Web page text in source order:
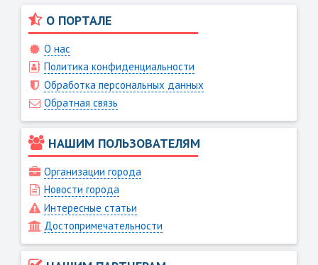
О ПОРТАЛЕ
О нас
Политика конфиденциальности
Обработка персональных данных
Обратная связь
НАШИМ ПОЛЬЗОВАТЕЛЯМ
Организации города
Новости города
Интересные статьи
Достопримечательности